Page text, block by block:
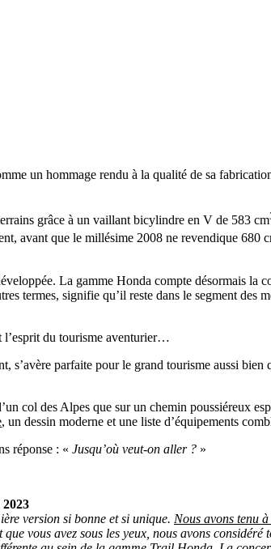
un hommage rendu à la qualité de sa
grâce à un vaillant bicylindre en V de 583 cm
avant que le millésime 2008 ne revendique 680
La gamme Honda compte désormais
termes, signifie qu’il reste dans le segment des
du tourisme aventurier…
s’avère parfaite pour le grand tourisme aussi
col des Alpes que sur un chemin poussiéreux
, un dessin moderne et une liste d’équipements
réponse : « Jusqu’où veut-on aller ? »
version si bonne et si unique. Nous avons tenu
vous avez sous les yeux, nous avons considéré